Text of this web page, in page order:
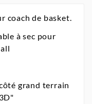
coach de basket.
à sec pour
grand terrain